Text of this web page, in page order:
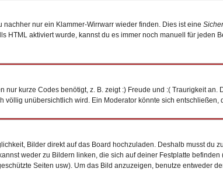
nur ein Klammer-Wirrwarr wieder finden. Dies ist eine
aktiviert wurde, kannst du es immer noch manuell für
kurze Codes benötigt, z. B. zeigt :) Freude und :( Traurigkeit
unübersichtlich wird. Ein Moderator könnte sich
Bilder direkt auf das Board hochzuladen. Deshalb musst du
weder zu Bildern linken, die sich auf deiner Festplatte
Seiten usw). Um das Bild anzuzeigen, benutze entweder